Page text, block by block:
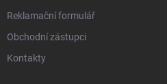
Reklamační formulář
Obchodní zástupci
Kontakty